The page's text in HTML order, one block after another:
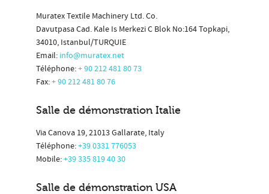
Muratex Textile Machinery Ltd. Co.
Davutpasa Cad. Kale Is Merkezi C Blok No:164 Topkapi,
34010, Istanbul/TURQUIE
Email: info@muratex.net
Téléphone:+ 90 212 481 80 73
Fax:+ 90 212 481 80 76
Salle de démonstration Italie
Via Canova 19, 21013 Gallarate, Italy
Téléphone:+39 0331 776053
Mobile:+39 335 819 40 30
Salle de démonstration USA